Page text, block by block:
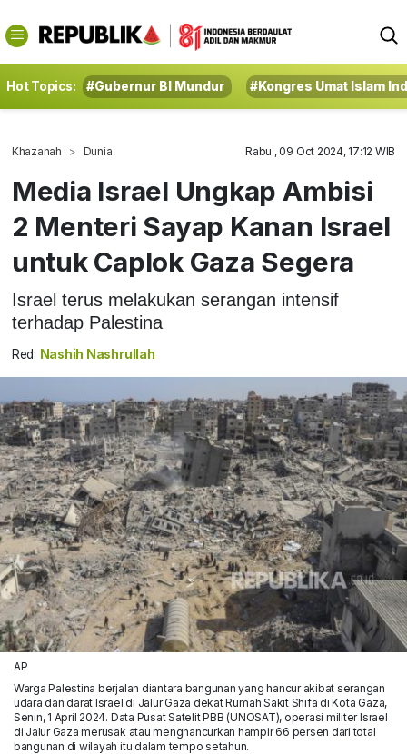
Hot Topics: #Gubernur BI Mundur #Kongres Umat Islam
Khazanah Dunia Rabu , 09 Oct 2024, 17:12 WIB
Media Israel Ungkap Ambisi
2 Menteri Sayap Kanan Israel
untuk Caplok Gaza Segera
Israel terus melakukan serangan intensif
terhadap Palestina
Red: Nashih Nashrullah
AP
Warga Palestina berjalan diantara bangunan yang hancur akibat serangan
udara dan darat Israel di Jalur Gaza dekat Rumah Sakit Shifa di Kota Gaza,
Senin, 1 April 2024. Data Pusat Satelit PBB (UNOSAT), operasi militer Israel
di Jalur Gaza merusak atau menghancurkan hampir 66 persen dari total
bangunan di wilayah itu dalam tempo setahun.